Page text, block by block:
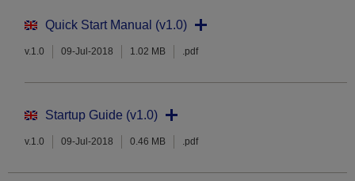
Quick Start Manual (v1.0)
v.1.0 09-Jul-2018 1.02 MB .pdf
Startup Guide (v1.0)
v.1.0 09-Jul-2018 0.46 MB .pdf